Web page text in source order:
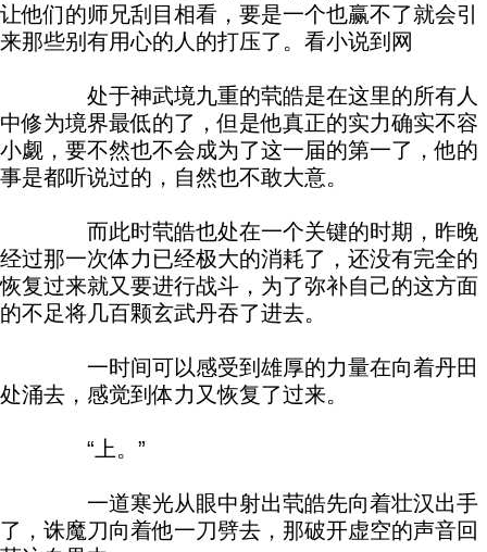
让他们的师兄刮目相看，要是一个也赢不了就会引
来那些别有用心的人的打压了。看小说到网
处于神武境九重的茕皓是在这里的所有人
中修为境界最低的了，但是他真正的实力确实不容
小觑，要不然也不会成为了这一届的第一了，他的
事是都听说过的，自然也不敢大意。
而此时茕皓也处在一个关键的时期，昨晚
经过那一次体力已经极大的消耗了，还没有完全的
恢复过来就又要进行战斗，为了弥补自己的这方面
的不足将几百颗玄武丹吞了进去。
一时间可以感受到雄厚的力量在向着丹田
处涌去，感觉到体力又恢复了过来。
“上。”
一道寒光从眼中射出茕皓先向着壮汉出手
了，诛魔刀向着他一刀劈去，那破开虚空的声音回